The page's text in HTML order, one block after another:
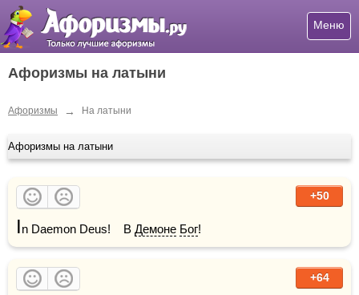
Меню
Афоризмы на латыни
Афоризмы → На латыни
Афоризмы на латыни
+50
In Daemon Deus!    В Демоне Бог!
+64